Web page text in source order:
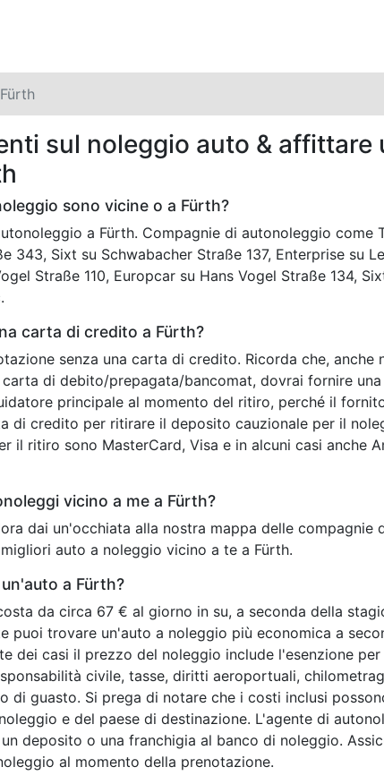
Fürth
sul noleggio auto & affittare
sono vicine o a Fürth?
a Fürth. Compagnie di autonoleggio come
343, Sixt su Schwabacher Straße 137, Enterprise su
Straße 110, Europcar su Hans Vogel Straße 134,
carta di credito a Fürth?
senza una carta di credito. Ricorda che, anche
di debito/prepagata/bancomat, dovrai fornire
principale al momento del ritiro, perché il
di credito per ritirare il deposito cauzionale per il
il ritiro sono MasterCard, Visa e in alcuni casi anche
vicino a me a Fürth?
dai un'occhiata alla nostra mappa delle compagnie
auto a noleggio vicino a te a Fürth.
a Fürth?
da circa 67 € al giorno in su, a seconda della
puoi trovare un'auto a noleggio più economica a
dei casi il prezzo del noleggio include l'esenzione per
civile, tasse, diritti aeroportuali,
di guasto. Si prega di notare che i costi inclusi
e del paese di destinazione. L'agente di
deposito o una franchigia al banco di noleggio.
al momento della prenotazione.